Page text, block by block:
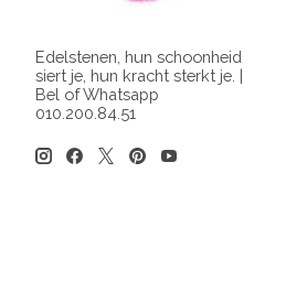
Edelstenen, hun schoonheid
siert je, hun kracht sterkt je. |
Bel of Whatsapp
010.200.84.51